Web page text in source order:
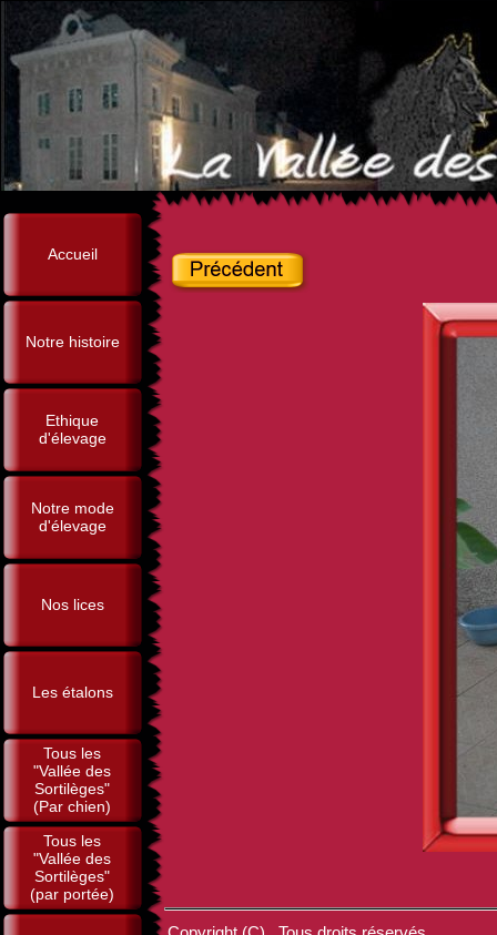
Accueil
Notre histoire
Ethique
d'élevage
Notre mode
d'élevage
Nos lices
Les étalons
Tous les
"Vallée des
Sortilèges"
(Par chien)
Tous les
"Vallée des
Sortilèges"
(par portée)